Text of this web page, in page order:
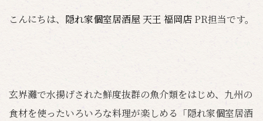
こんにちは、 隠れ家個室居酒屋 天王 福岡店 PR担当です。
玄界灘で水揚げされた鮮度抜群の魚介類をはじめ、九州の
食材を使ったいろいろな料理が楽しめる「隠れ家個室居酒